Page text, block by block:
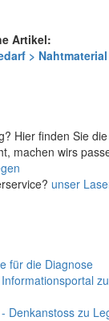
Artikel:
> Nahtmaterial
Hier finden Sie
machen wirs
unser
für die Diagnose
Denkanstoss zu